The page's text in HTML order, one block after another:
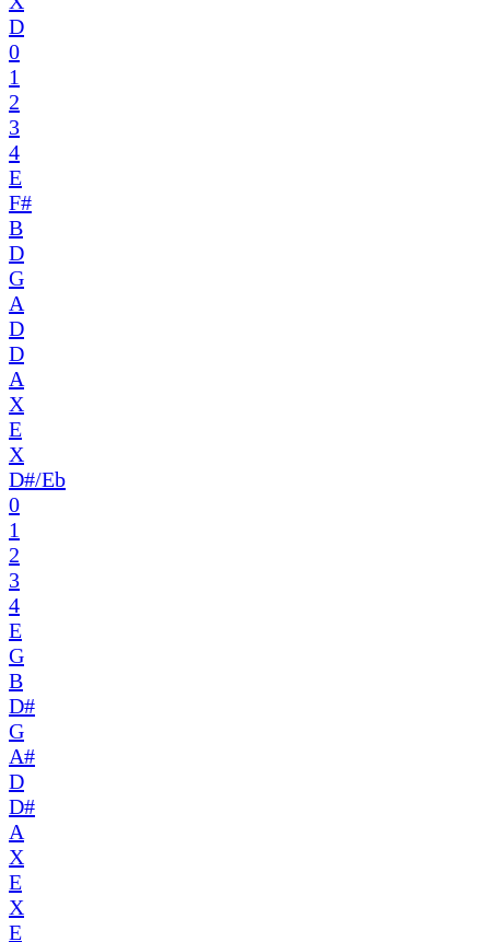
D
0
1
2
3
4
E
F#
B
D
G
A
D
D
A
X
E
X
D#/Eb
0
1
2
3
4
E
G
B
D#
G
A#
D
D#
A
X
E
X
E